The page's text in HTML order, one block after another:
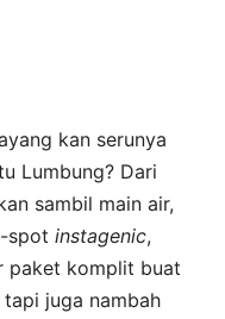
kan serunya
Lumbung? Dari
sambil main air,
spot instagenic,
paket komplit buat
juga nambah